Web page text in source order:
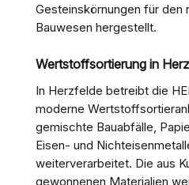
Gesteinskörnungen für den
Bauwesen hergestellt.
Wertstoffsortierung in
In Herzfelde betreibt die
moderne
gemischte Bauabfälle,
Eisen- und
weiterverarbeitet. Die aus
gewonnenen Materialien